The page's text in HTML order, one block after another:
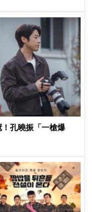
！孔曉振「一槍爆